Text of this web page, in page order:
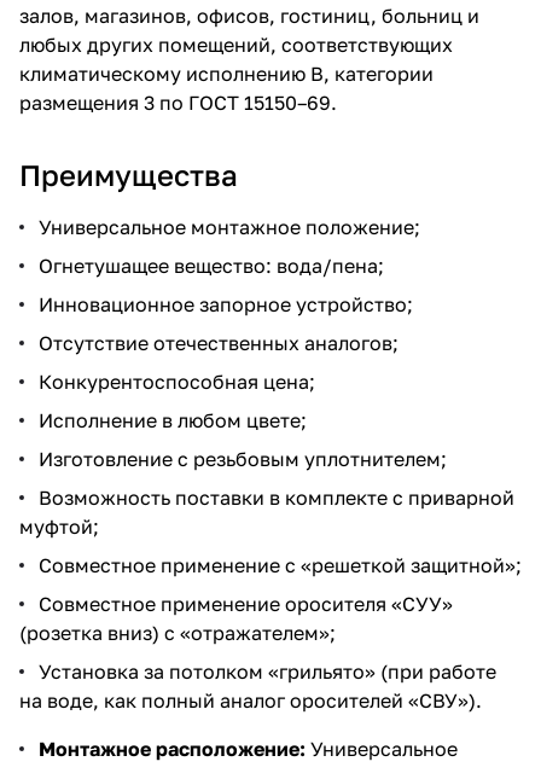
залов, магазинов, офисов, гостиниц, больниц и
любых других помещений, соответствующих
климатическому исполнению В, категории
размещения 3 по ГОСТ 15150–69.
Преимущества
Универсальное монтажное положение;
Огнетушащее вещество: вода/пена;
Инновационное запорное устройство;
Отсутствие отечественных аналогов;
Конкурентоспособная цена;
Исполнение в любом цвете;
Изготовление с резьбовым уплотнителем;
Возможность поставки в комплекте с приварной
муфтой;
Совместное применение с «решеткой защитной»;
Совместное применение оросителя «СУУ»
(розетка вниз) с «отражателем»;
Установка за потолком «грильято» (при работе
на воде, как полный аналог оросителей «СВУ»).
Монтажное расположение: Универсальное